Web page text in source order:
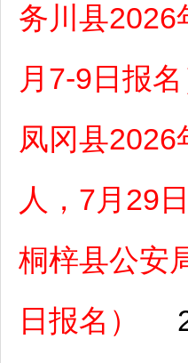
务川县2026
月7-9日报名
凤冈县
人，7月29
桐梓县公安
日报名）